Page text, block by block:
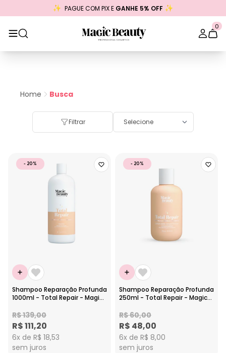
PAGUE COM PIX E GANHE 5% OFF
0
Home Busca
Filtrar
Shampoo Reparação Profunda
1000ml - Total Repair - Magic
R$ 139,00
R$ 111,20
6x de R$ 18,53
sem juros
- 20%
Shampoo Reparação Profunda
250ml - Total Repair - Magic
R$ 60,00
R$ 48,00
6x de R$ 8,00
sem juros
- 20%